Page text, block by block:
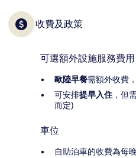
收費及政策
可選額外設施服務費用
歐陸早餐需額外收費
可安排提早入住 ，但
而定)
車位
自助泊車的收費為每晚